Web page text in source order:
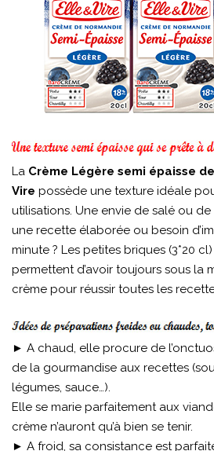
La Crème Légère semi épaisse
Vire possède une texture idéale
utilisations. Une envie de salé ou
une recette élaborée ou besoin
minute ? Les petites briques (3*20
permettent d’avoir toujours sous la
crème pour réussir toutes les
► A chaud, elle procure de
de la gourmandise aux recettes
légumes, sauce…).
Elle se marie parfaitement aux
crème n’auront qu’à bien se tenir.
► A froid, sa consistance est